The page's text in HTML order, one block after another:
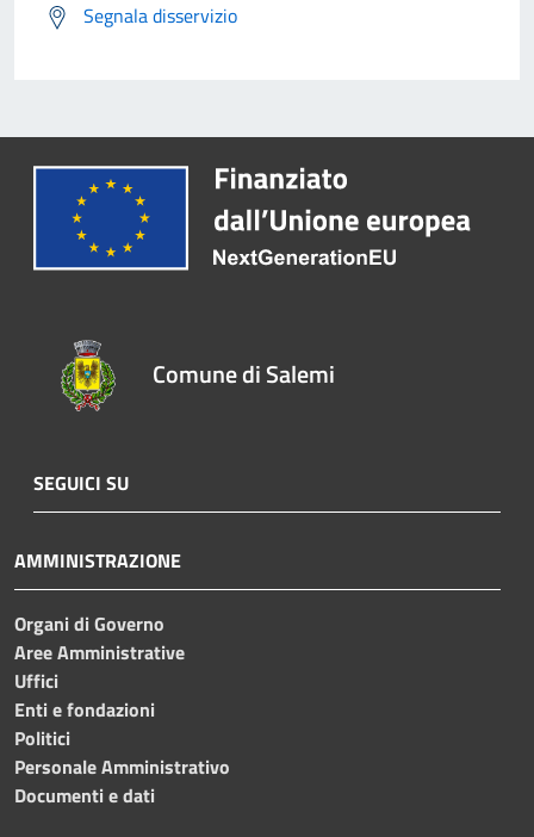
Segnala disservizio
Comune di Salemi
SEGUICI SU
AMMINISTRAZIONE
Organi di Governo
Aree Amministrative
Uffici
Enti e fondazioni
Politici
Personale Amministrativo
Documenti e dati